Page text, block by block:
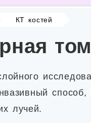
КТ костей
лучей.